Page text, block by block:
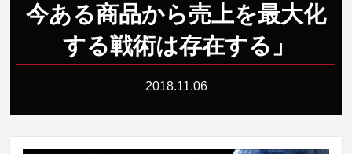
今ある商品から売上を最大化
する戦術は存在する 」
2018.11.06